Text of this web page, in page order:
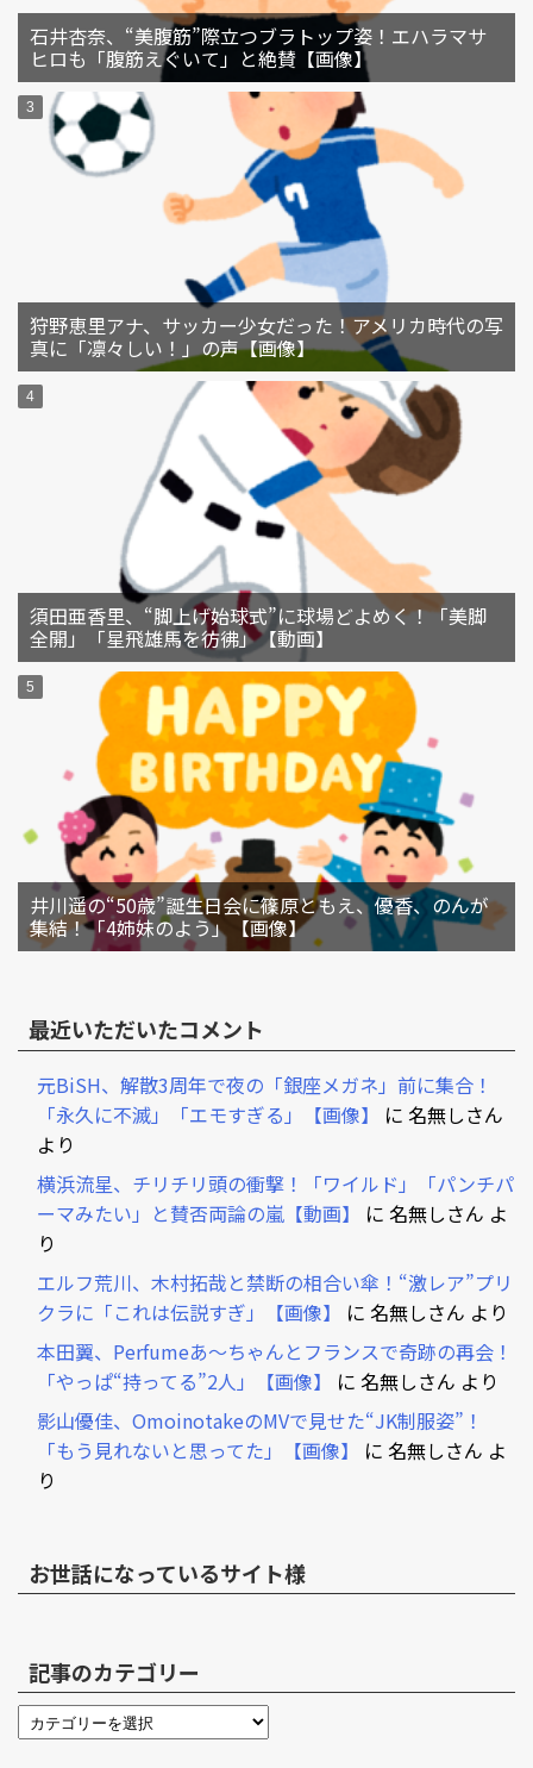
石井杏奈、“美腹筋”際立つブラトップ姿！エハラマサ
ヒロも「腹筋えぐいて」と絶賛【画像】
狩野恵里アナ、サッカー少女だった！アメリカ時代の写
真に「凛々しい！」の声【画像】
須田亜香里、“脚上げ始球式”に球場どよめく！「美脚
全開」「星飛雄馬を彷彿」【動画】
井川遥の“50歳”誕生日会に篠原ともえ、優香、のんが
集結！「4姉妹のよう」【画像】
最近いただいたコメント
元BiSH、解散3周年で夜の「銀座メガネ」前に集合！
「永久に不滅」「エモすぎる」【画像】
に 名無しさん
より
横浜流星、チリチリ頭の衝撃！「ワイルド」「パンチパ
ーマみたい」と賛否両論の嵐【動画】
に 名無しさん よ
り
エルフ荒川、木村拓哉と禁断の相合い傘！“激レア”プリ
クラに「これは伝説すぎ」【画像】
に 名無しさん より
本田翼、Perfumeあ～ちゃんとフランスで奇跡の再会！
「やっぱ“持ってる”2人」【画像】
に 名無しさん より
影山優佳、OmoinotakeのMVで見せた“JK制服姿”！
「もう見れないと思ってた」【画像】
に 名無しさん よ
り
お世話になっているサイト様
記事のカテゴリー